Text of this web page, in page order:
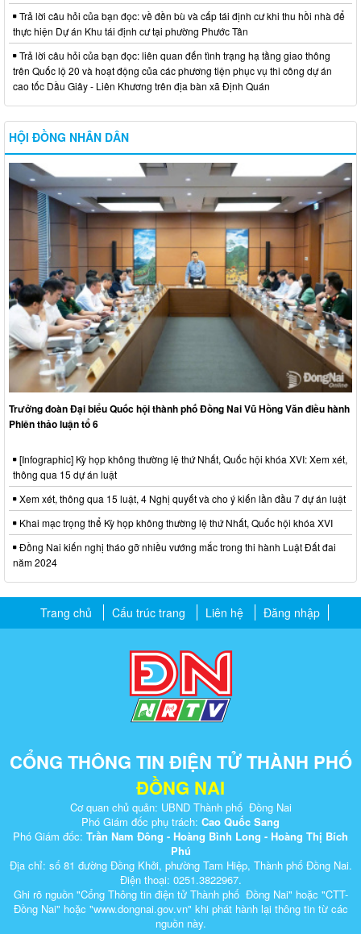
Trả lời câu hỏi của bạn đọc: về đền bù và cấp tái định cư khi thu hồi nhà để
thực hiện Dự án Khu tái định cư tại phường Phước Tân
Trả lời câu hỏi của bạn đọc: liên quan đến tình trạng hạ tầng giao thông
trên Quốc lộ 20 và hoạt động của các phương tiện phục vụ thi công dự án
cao tốc Dầu Giây - Liên Khương trên địa bàn xã Định Quán
HỘI ĐỒNG NHÂN DÂN
Trưởng đoàn Đại biểu Quốc hội thành phố Đồng Nai Vũ Hồng Văn điều hành
Phiên thảo luận tổ 6
[Infographic] Kỳ họp không thường lệ thứ Nhất, Quốc hội khóa XVI: Xem xét,
thông qua 15 dự án luật
Xem xét, thông qua 15 luật, 4 Nghị quyết và cho ý kiến lần đầu 7 dự án luật
Khai mạc trọng thể Kỳ họp không thường lệ thứ Nhất, Quốc hội khóa XVI
Đồng Nai kiến nghị tháo gỡ nhiều vướng mắc trong thi hành Luật Đất đai
năm 2024
Trang chủ Cấu trúc trang Liên hệ Đăng nhập
CỔNG THÔNG TIN ĐIỆN TỬ THÀNH PHỐ
ĐỒNG NAI
Cơ quan chủ quản: UBND Thành phố Đồng Nai
Phó Giám đốc phụ trách: Cao Quốc Sang
Phó Giám đốc: Trần Nam Đông - Hoàng Bình Long - Hoàng Thị Bích
Phú
Địa chỉ: số 81 đường Đồng Khởi, phường Tam Hiệp, Thành phố Đồng Nai.
Điện thoại: 0251.3822967.
Ghi rõ nguồn "Cổng Thông tin điện tử Thành phố Đồng Nai" hoặc "CTT-
Đồng Nai" hoặc "www.dongnai.g​ov.vn" khi ​phát hành lại thông tin từ các
nguồn này.​